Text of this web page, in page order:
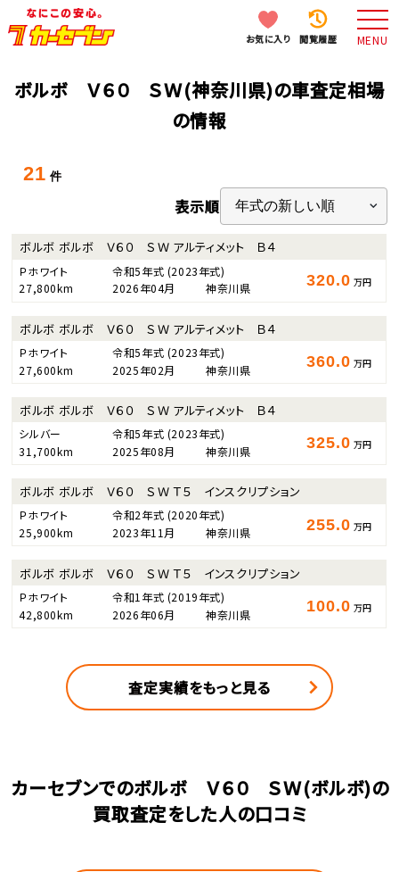
お気に入り 閲覧履歴 MENU
ボルボ Ｖ６０ ＳＷ(神奈川県)の車査定相場
の情報
21 件
表示順
ボルボ ボルボ Ｖ６０ ＳＷ アルティメット Ｂ４
Ｐホワイト 令和5年式 (2023年式)
27,800km
2026年04月 神奈川県 320.0 万円
ボルボ ボルボ Ｖ６０ ＳＷ アルティメット Ｂ４
Ｐホワイト 令和5年式 (2023年式)
27,600km
2025年02月 神奈川県 360.0 万円
ボルボ ボルボ Ｖ６０ ＳＷ アルティメット Ｂ４
シルバー 令和5年式 (2023年式)
31,700km
2025年08月 神奈川県 325.0 万円
ボルボ ボルボ Ｖ６０ ＳＷ Ｔ５ インスクリプション
Ｐホワイト 令和2年式 (2020年式)
25,900km
2023年11月 神奈川県 255.0 万円
ボルボ ボルボ Ｖ６０ ＳＷ Ｔ５ インスクリプション
Ｐホワイト 令和1年式 (2019年式)
42,800km
2026年06月 神奈川県 100.0 万円
査定実績をもっと見る
カーセブンでのボルボ Ｖ６０ ＳＷ(ボルボ)の
買取査定をした人の口コミ